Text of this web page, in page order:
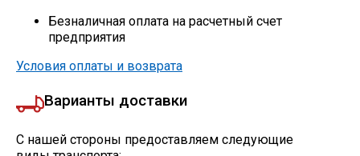
Безналичная оплата на расчетный счет
предприятия
Условия оплаты и возврата
Варианты доставки
С нашей стороны предоставляем следующие